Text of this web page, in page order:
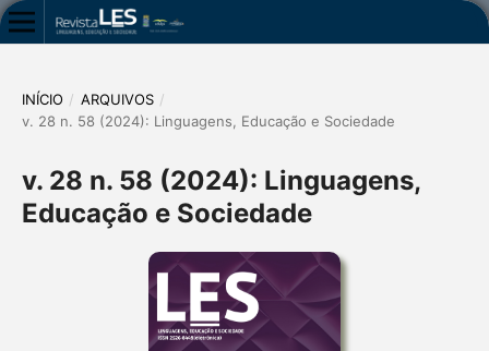
INÍCIO / ARQUIVOS /
v. 28 n. 58 (2024): Linguagens, Educação e Sociedade
v. 28 n. 58 (2024): Linguagens,
Educação e Sociedade